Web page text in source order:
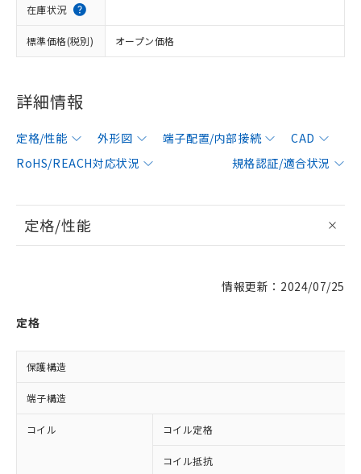
在庫状況
標準価格(税別) オープン価格
詳細情報
定格/性能 外形図 端子配置/内部接続
CAD
RoHS/REACH対応状況
規格認証/適合状況
定格/性能
情報更新：2024/07/25
定格
保護構造
端子構造
コイル コイル定格
コイル抵抗